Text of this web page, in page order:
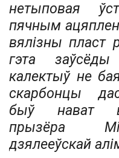
нетыповая
пячным
вялізны
гэта
калектыў не
скарбонцы
быў нават
прызёра
дзялееўскай